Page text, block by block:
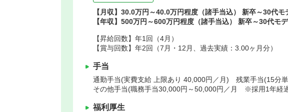
【月収】30.0万円～40.0万円程度（諸手当込） 新卒～30代モ
【年収】500万円～600万円程度（諸手当込） 新卒～30代モ
【昇給回数】年1回（4月）
【賞与回数】年2回（7月・12月、過去実績：3.00ヶ月分）
手当
通勤手当(実費支給 上限あり 40,000円／月) 残業手当(15
その他手当(職務手当30,000円～50,000円／月 ※採用1年経
福利厚生